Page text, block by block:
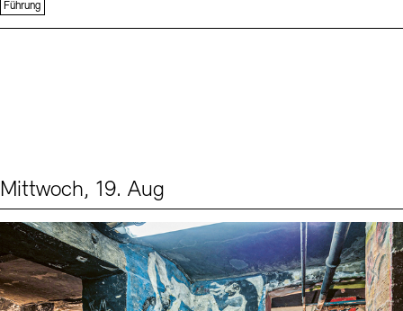
Führung
Mittwoch, 19. Aug